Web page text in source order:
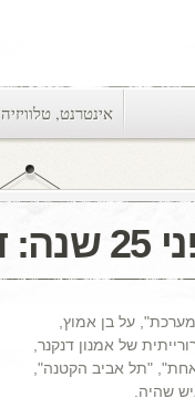
אינטרנט, טלוויזיה
מת
על בן אמוץ,
של אמנון דנקנר,
"תל אביב הקטנה",
שהיה.